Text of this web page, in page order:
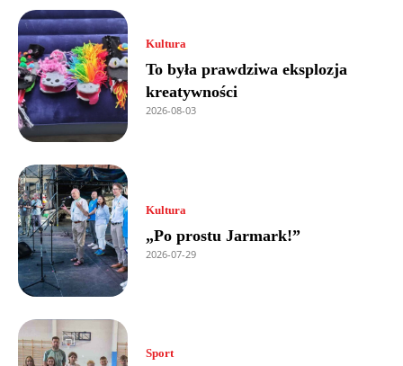
Kultura
To była prawdziwa eksplozja
kreatywności
2026-08-03
Kultura
„Po prostu Jarmark!”
2026-07-29
Sport